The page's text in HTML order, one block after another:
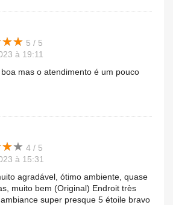
★★
★★ 5 / 5
à 19:11
mas o atendimento é um pouco
★★
★★ 4 / 5
à 15:31
agradável, ótimo ambiente, quase
muito bem (Original) Endroit très
super presque 5 étoile bravo